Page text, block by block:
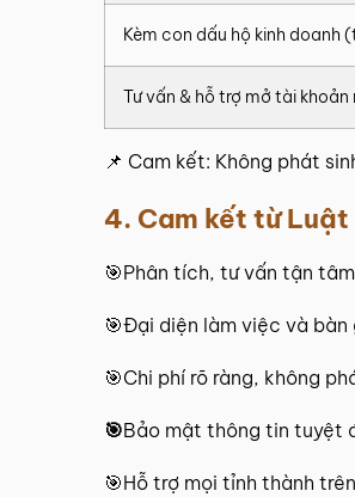
Kèm con dấu hộ kinh doanh
Tư vấn & hỗ trợ mở tài
📌 Cam kết: Không phát
4. Cam kết từ Luật
🎯Phân tích, tư vấn tận
🎯Đại diện làm việc và bàn
🎯Chi phí rõ ràng, không
🎯Bảo mật thông tin tuyệt
🎯Hỗ trợ mọi tỉnh thành